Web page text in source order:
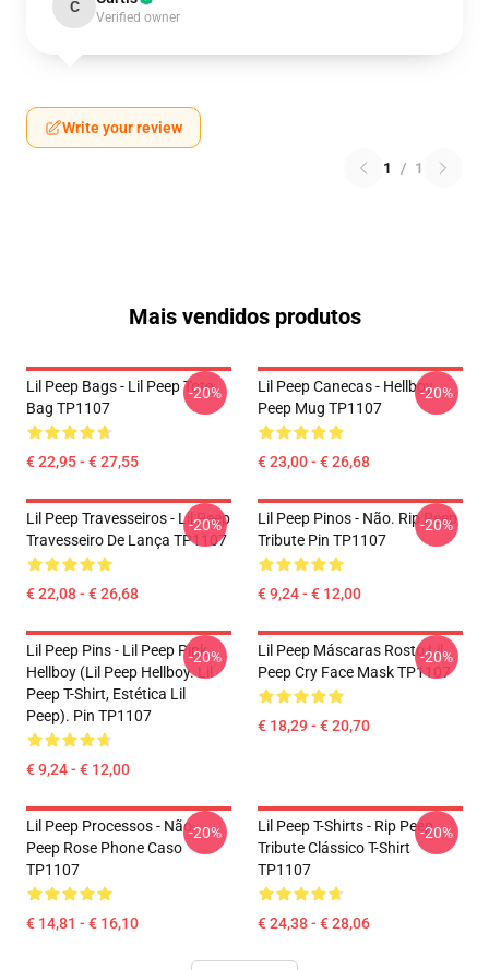
C
Verified owner
Write your review
1 / 1
Mais vendidos produtos
Lil Peep Bags - Lil Peep Tote
Bag TP1107
€ 22,95 - € 27,55
-20%
Lil Peep Canecas - Hellboy
Peep Mug TP1107
€ 23,00 - € 26,68
-20%
Lil Peep Travesseiros - Lil Peep
Travesseiro De Lança TP1107
€ 22,08 - € 26,68
-20%
Lil Peep Pinos - Não. Rip Peep
Tribute Pin TP1107
€ 9,24 - € 12,00
-20%
Lil Peep Pins - Lil Peep Pink
Hellboy (Lil Peep Hellboy. Lil
Peep T-Shirt, Estética Lil
Peep). Pin TP1107
€ 9,24 - € 12,00
-20%
Lil Peep Máscaras Rosto Lil
Peep Cry Face Mask TP1107
€ 18,29 - € 20,70
-20%
Lil Peep Processos - Não.
Peep Rose Phone Caso
TP1107
€ 14,81 - € 16,10
-20%
Lil Peep T-Shirts - Rip Peep
Tribute Clássico T-Shirt
TP1107
€ 24,38 - € 28,06
-20%